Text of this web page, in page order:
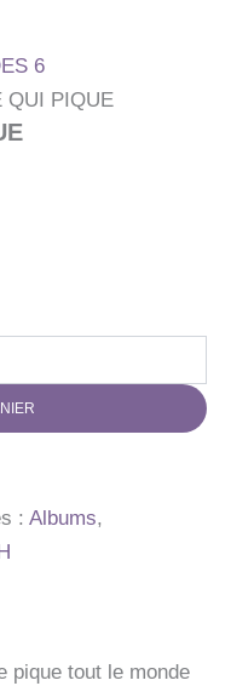
6
QUI PIQUE
: Albums,
pique tout le monde